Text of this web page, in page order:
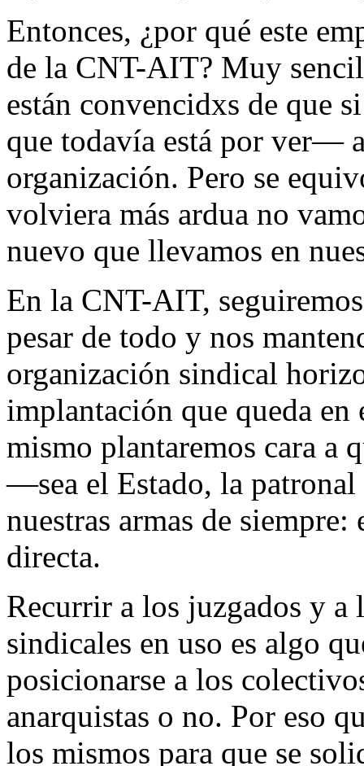
Entonces, ¿por qué este
de la CNT-AIT? Muy
están convencidxs de que
que todavía está por ver―
organización. Pero se
volviera más ardua no
nuevo que llevamos en
En la CNT-AIT,
pesar de todo y nos
organización sindical
implantación que queda en
mismo plantaremos cara a
―sea el Estado, la
nuestras armas de
directa.
Recurrir a los juzgados y a
sindicales en uso es algo
posicionarse a los
anarquistas o no. Por eso
los mismos para que se